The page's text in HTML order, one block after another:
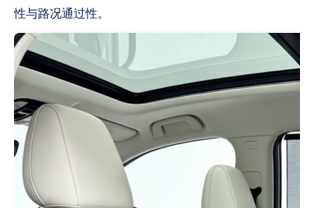
性与路况通过性。